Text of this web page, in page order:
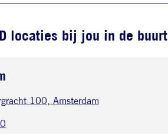
locaties bij jou in de buurt
100, Amsterdam